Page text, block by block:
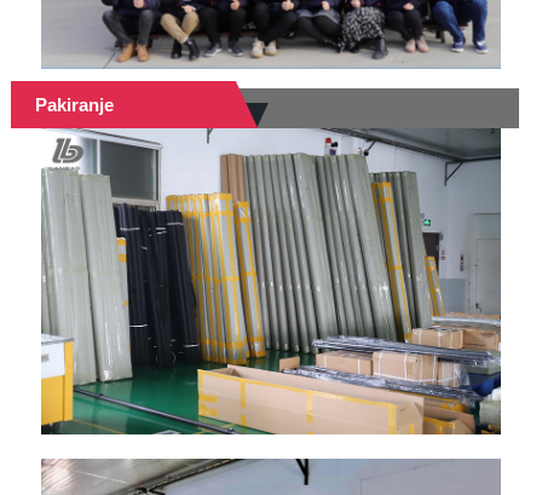
Pakiranje